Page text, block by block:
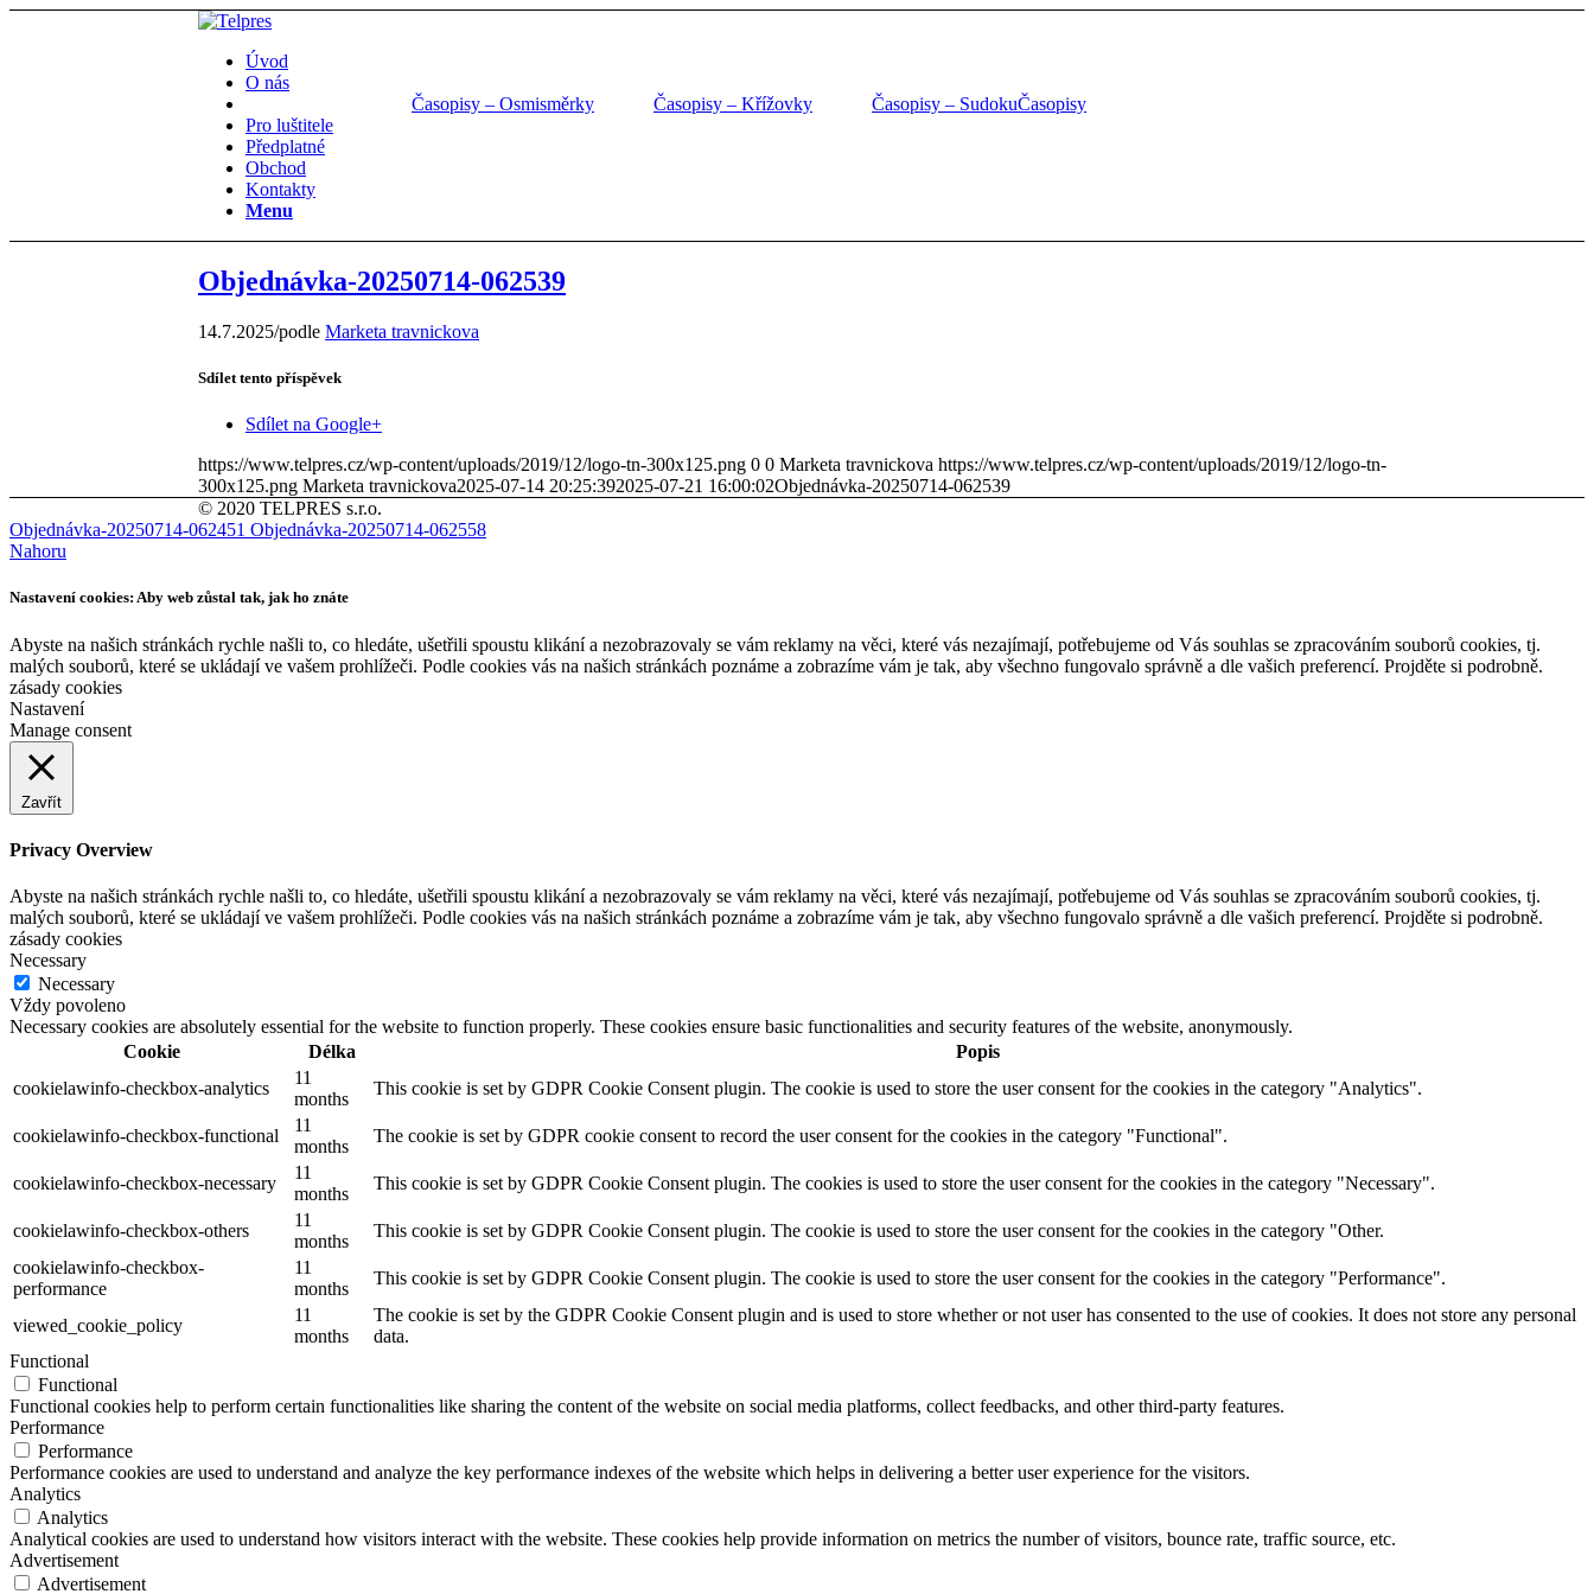
Úvod
O nás
Časopisy
Časopisy – Osmisměrky Časopisy – Křížovky
Časopisy – Sudoku
Pro luštitele
Předplatné
Obchod
Kontakty
Menu
Objednávka-20250714-062539
14.7.2025/podle Marketa travnickova
Sdílet tento příspěvek
Sdílet na Google+
https://www.telpres.cz/wp-content/uploads/2019/12/logo-tn-300x125.png 0 0 Marketa travnickova https://www.telpres.cz/wp-content/uploads/2019/12/logo-tn-
300x125.png Marketa travnickova2025-07-14 20:25:392025-07-21 16:00:02Objednávka-20250714-062539
© 2020 TELPRES s.r.o.
Objednávka-20250714-062451 Objednávka-20250714-062558
Nahoru
Nastavení cookies: Aby web zůstal tak, jak ho znáte
Abyste na našich stránkách rychle našli to, co hledáte, ušetřili spoustu klikání a nezobrazovaly se vám reklamy na věci, které vás nezajímají, potřebujeme od Vás souhlas se zpracováním souborů cookies, tj.
malých souborů, které se ukládají ve vašem prohlížeči. Podle cookies vás na našich stránkách poznáme a zobrazíme vám je tak, aby všechno fungovalo správně a dle vašich preferencí. Projděte si podrobně.
zásady cookies
Nastavení
Manage consent
Zavřít
Privacy Overview
Abyste na našich stránkách rychle našli to, co hledáte, ušetřili spoustu klikání a nezobrazovaly se vám reklamy na věci, které vás nezajímají, potřebujeme od Vás souhlas se zpracováním souborů cookies, tj.
malých souborů, které se ukládají ve vašem prohlížeči. Podle cookies vás na našich stránkách poznáme a zobrazíme vám je tak, aby všechno fungovalo správně a dle vašich preferencí. Projděte si podrobně.
zásady cookies
Necessary
Necessary
Vždy povoleno
Necessary cookies are absolutely essential for the website to function properly. These cookies ensure basic functionalities and security features of the website, anonymously.
Cookie
Délka
Popis
cookielawinfo-checkbox-analytics
11
months
This cookie is set by GDPR Cookie Consent plugin. The cookie is used to store the user consent for the cookies in the category "Analytics".
cookielawinfo-checkbox-functional
11
months
The cookie is set by GDPR cookie consent to record the user consent for the cookies in the category "Functional".
cookielawinfo-checkbox-necessary
11
months
This cookie is set by GDPR Cookie Consent plugin. The cookies is used to store the user consent for the cookies in the category "Necessary".
cookielawinfo-checkbox-others
11
months
This cookie is set by GDPR Cookie Consent plugin. The cookie is used to store the user consent for the cookies in the category "Other.
cookielawinfo-checkbox-
performance
11
months
This cookie is set by GDPR Cookie Consent plugin. The cookie is used to store the user consent for the cookies in the category "Performance".
viewed_cookie_policy
11
months
The cookie is set by the GDPR Cookie Consent plugin and is used to store whether or not user has consented to the use of cookies. It does not store any personal
data.
Functional
Functional
Functional cookies help to perform certain functionalities like sharing the content of the website on social media platforms, collect feedbacks, and other third-party features.
Performance
Performance
Performance cookies are used to understand and analyze the key performance indexes of the website which helps in delivering a better user experience for the visitors.
Analytics
Analytics
Analytical cookies are used to understand how visitors interact with the website. These cookies help provide information on metrics the number of visitors, bounce rate, traffic source, etc.
Advertisement
Advertisement